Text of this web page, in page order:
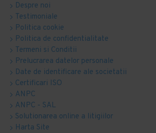
Despre noi
Testimoniale
Politica cookie
Politica de confidentialitate
Termeni si Conditii
Prelucrarea datelor personale
Date de identificare ale societatii
Certificari ISO
ANPC
ANPC - SAL
Solutionarea online a litigiilor
Harta Site